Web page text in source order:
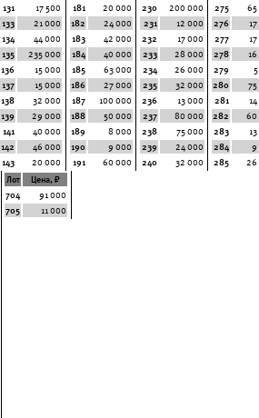
131
17 500
133
21 000
134
44 000
135
235 000
136
15 000
137
15 000
138
32 000
139
29 000
141
40 000
142
46 000
143
20 000
181
20 000
182
24 000
183
42 000
184
40 000
185
63 000
186
27 000
187
100 000
188
50 000
189
8 000
190
9 000
191
60 000
230
200 000
231
12 000
232
17 000
233
28 000
234
26 000
235
32 000
236
13 000
237
80 000
238
75 000
239
24 000
240
32 000
275
276
277
278
279
280
281
282
60
283
284
9
285
26
Лот
Цена, ₽
704
91 000
705
11 000